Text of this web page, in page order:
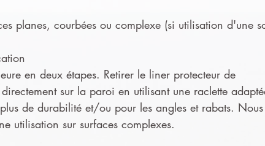
planes, courbées ou complexe (si utilisation d'une
en deux étapes. Retirer le liner protecteur de
directement sur la paroi en utilisant une raclette
de durabilité et/ou pour les angles et rabats.
utilisation sur surfaces complexes.